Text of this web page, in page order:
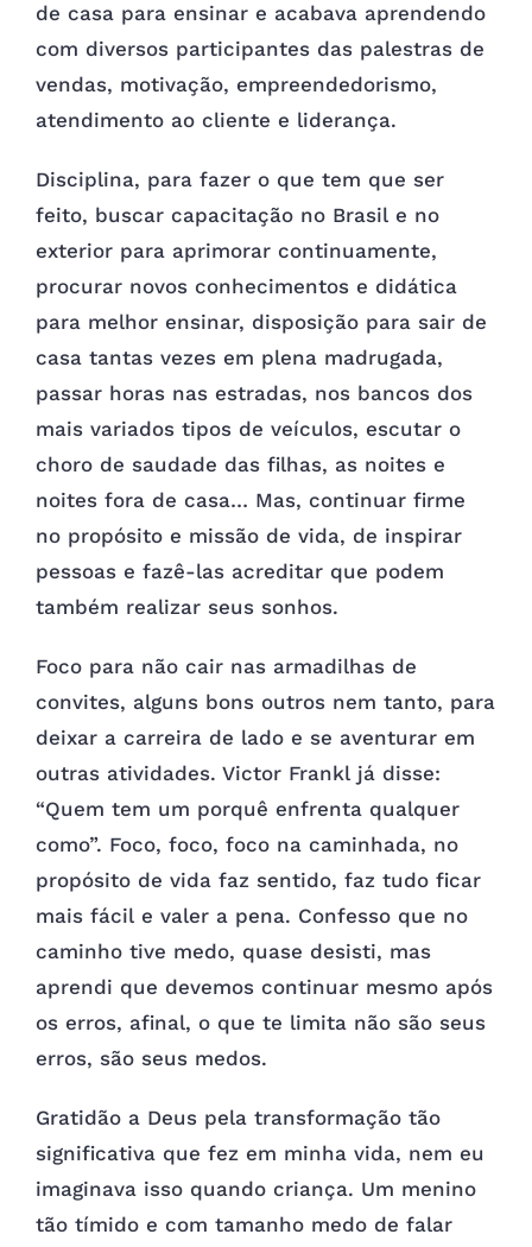
de casa para ensinar e acabava aprendendo
com diversos participantes das palestras de
vendas, motivação, empreendedorismo,
atendimento ao cliente e liderança.
Disciplina, para fazer o que tem que ser
feito, buscar capacitação no Brasil e no
exterior para aprimorar continuamente,
procurar novos conhecimentos e didática
para melhor ensinar, disposição para sair de
casa tantas vezes em plena madrugada,
passar horas nas estradas, nos bancos dos
mais variados tipos de veículos, escutar o
choro de saudade das filhas, as noites e
noites fora de casa… Mas, continuar firme
no propósito e missão de vida, de inspirar
pessoas e fazê-las acreditar que podem
também realizar seus sonhos.
Foco para não cair nas armadilhas de
convites, alguns bons outros nem tanto, para
deixar a carreira de lado e se aventurar em
outras atividades. Victor Frankl já disse:
“Quem tem um porquê enfrenta qualquer
como”. Foco, foco, foco na caminhada, no
propósito de vida faz sentido, faz tudo ficar
mais fácil e valer a pena. Confesso que no
caminho tive medo, quase desisti, mas
aprendi que devemos continuar mesmo após
os erros, afinal, o que te limita não são seus
erros, são seus medos.
Gratidão a Deus pela transformação tão
significativa que fez em minha vida, nem eu
imaginava isso quando criança. Um menino
tão tímido e com tamanho medo de falar